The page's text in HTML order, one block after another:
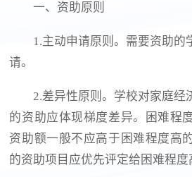
一、资助原则
1.主动申请原则。需要资助的
请。
2.差异性原则。学校对家庭经
的资助应体现梯度差异。困难程
资助额一般不应高于困难程度高
的资助项目应优先评定给困难程度